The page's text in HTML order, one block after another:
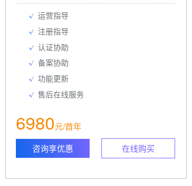
运营指导
注册指导
认证协助
备案协助
功能更新
售后在线服务
6980元/首年
咨询享优惠
在线购买